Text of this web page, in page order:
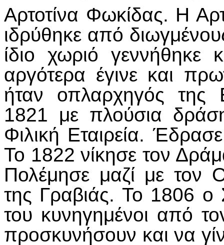
Αρτοτίνα Φωκίδας. Η
ιδρύθηκε από
ίδιο χωριό
αργότερα έγινε και
ήταν οπλαρχηγός της
1821 με πλούσια
Φιλική Εταιρεία.
Το 1822 νίκησε τον
Πολέμησε μαζί με τον
της Γραβιάς. Το 1806 ο
του κυνηγημένοι από
προσκυνήσουν και να